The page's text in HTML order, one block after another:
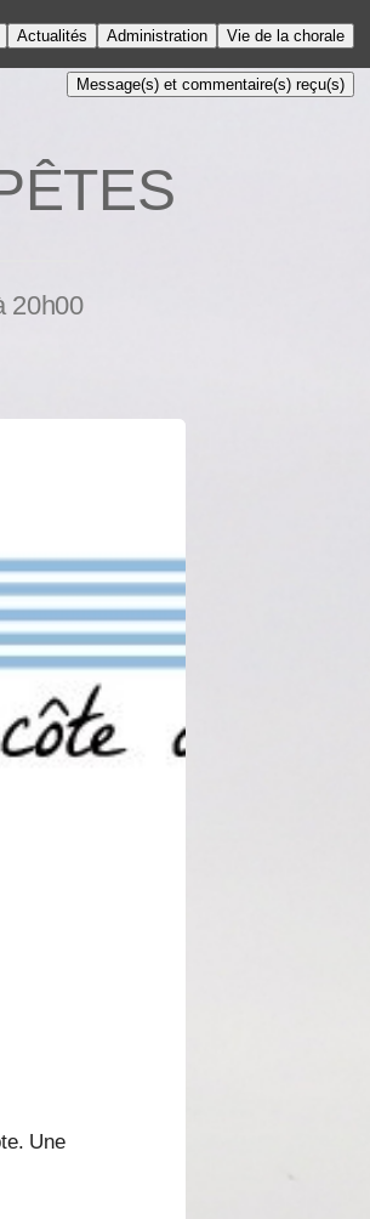
Actualités Administration Vie de la chorale
Message(s) et commentaire(s) reçu(s)
20h00
Une